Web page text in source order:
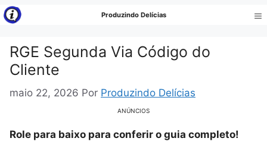
Pular
para
conteúdo
Produzindo Delícias
RGE Segunda Via Código do
Cliente
maio 22, 2026 Por Produzindo Delícias
ANÚNCIOS
Role para baixo para conferir o guia completo!